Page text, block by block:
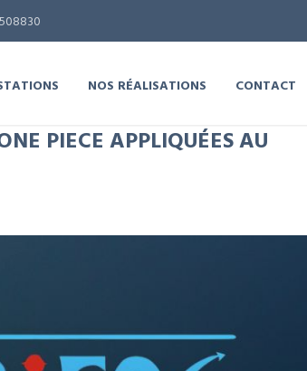
NOS RÉALISATIONS CONTACT
PIECE APPLIQUÉES AU